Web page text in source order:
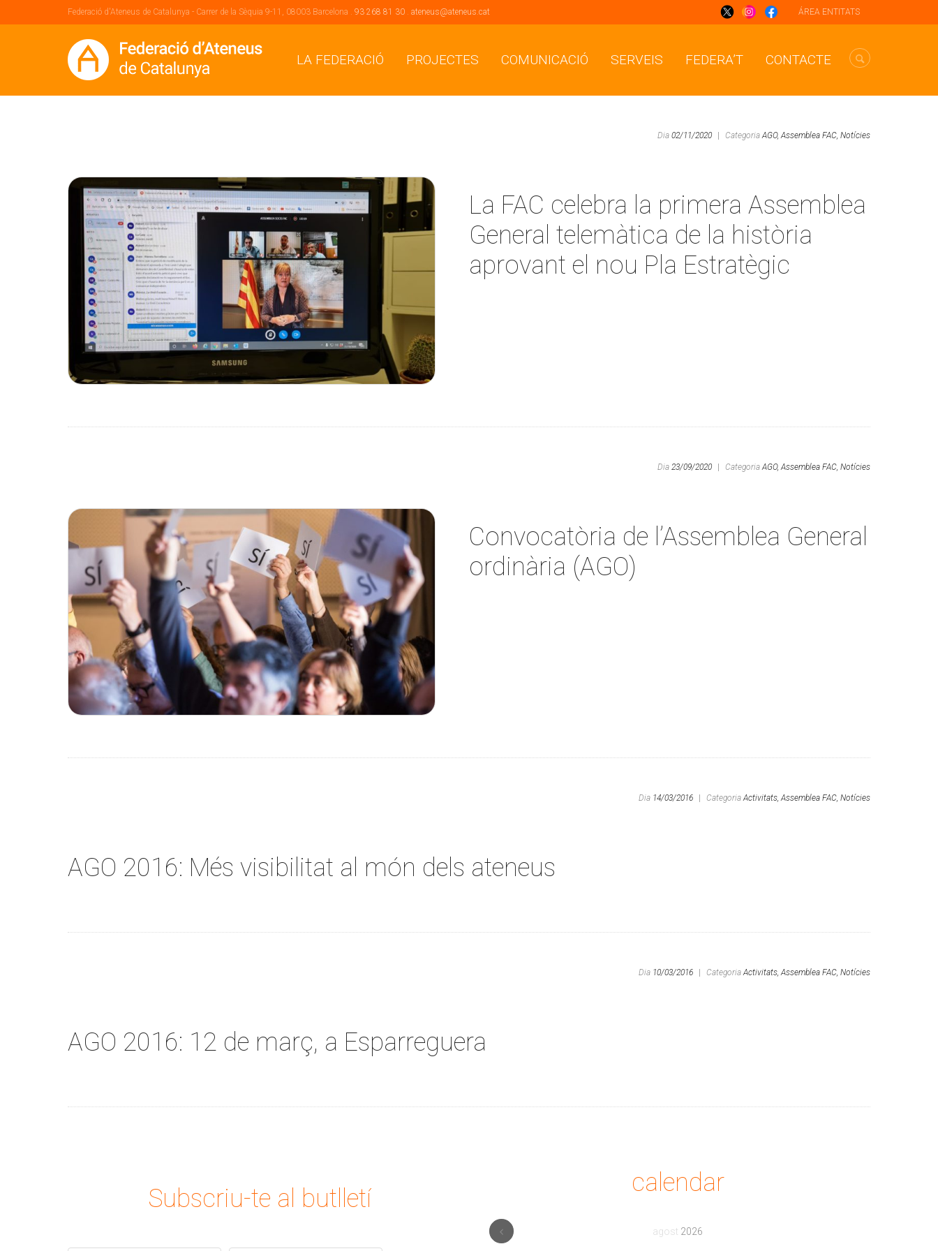
ÁREA ENTITATS
Federació d'Ateneus de Catalunya - Carrer de la Sèquia 9-11, 08003 Barcelona . 93 268 81 30 . ateneus@ateneus.cat
LA FEDERACIÓ PROJECTES COMUNICACIÓ SERVEIS FEDERA’T CONTACTE
Dia 02/11/2020 CategoriaAGO, Assemblea FAC, Notícies
La FAC celebra la primera Assemblea
General telemàtica de la història
aprovant el nou Pla Estratègic
Dia 23/09/2020 | Categoria AGO, Assemblea FAC, Notícies
Convocatòria de l’Assemblea General
ordinària (AGO)
Dia 14/03/2016 CategoriaActivitats, Assemblea FAC, Notícies
AGO 2016: Més visibilitat al món dels ateneus
Dia 10/03/2016 CategoriaActivitats, Assemblea FAC, Notícies
AGO 2016: 12 de març, a Esparreguera
Subscriu-te al butlletí
calendar
agost 2026